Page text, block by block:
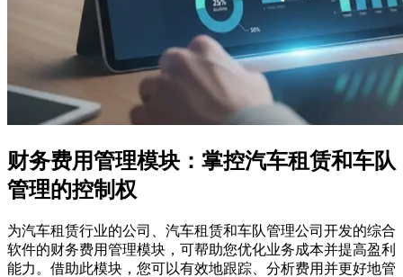
财务费用管理模块：掌控汽车租赁和车队
管理的控制权
为汽车租赁行业的公司、汽车租赁和车队管理公司开发的综合
软件的财务费用管理模块，可帮助您优化业务成本并提高盈利
能力。借助此模块，您可以有效地跟踪、分析费用并更好地管